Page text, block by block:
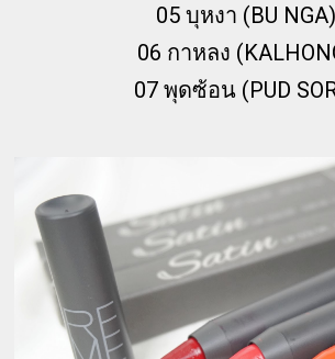
05 บุหงา (BU NGA)
06 กาหลง
07 พุดซ้อน (PUD